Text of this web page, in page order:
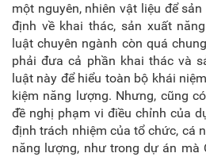
một nguyên, nhiên vật liệu để
định về khai thác, sản xuất
luật chuyên ngành còn quá
phải đưa cả phần khai thác và
luật này để hiểu toàn bộ khái
kiệm năng lượng. Nhưng, cũng
đề nghị phạm vi điều chỉnh của
định trách nhiệm của tổ chức, cá
năng lượng, như trong dự án mà